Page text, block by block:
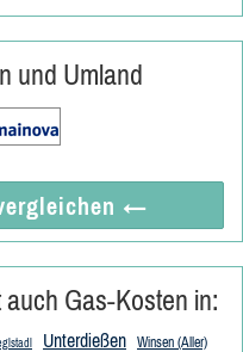
und Umland
←
Gas-Kosten in:
Unterdießen Winsen (Aller)